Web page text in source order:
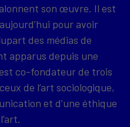
son œuvre. Il est
pour avoir
des médias de
apparus depuis une
co-fondateur de trois
de l’art sociologique,
et d’une éthique